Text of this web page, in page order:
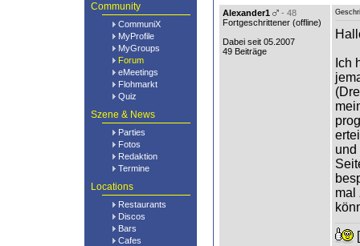
Community
CommuniX
MyProfile
MyGroups
Forum
eMeetings
Flohmarkt
Quiz
Szene & News
Parties
Fotos
Redaktion
Termine
Locations
Restaurants
Discos
Bars
Cafes
Alexander1
- 48
Fortgeschrittener (offline)
Dabei seit 05.2007
49 Beiträge
Ich
und
mal
[